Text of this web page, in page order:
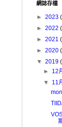
網誌存檔
► 2023
► 2022
► 2021
► 2020
▼ 2019
► 12
▼ 11